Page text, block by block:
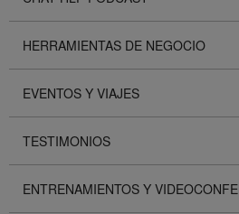
HERRAMIENTAS DE NEGOCIO
EVENTOS Y VIAJES
TESTIMONIOS
ENTRENAMIENTOS Y